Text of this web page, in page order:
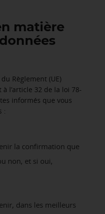
matière
Règlement (UE)
l’article 32 de la loi 78-
informés que vous
:
la confirmation que
non, et si oui,
dans les meilleurs